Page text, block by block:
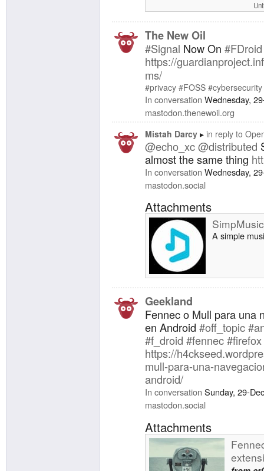
The New Oil
#Signal Now On #FDroid
https://
ms/
#privacy #FOSS #cybersecurity
In conversation Wednesday,
mastodon.thenewoil.org
Mistah Darcy in reply to
@echo_xc@distributed
almost the same thing
In conversation Wednesday,
mastodon.social
Attachments
SimpMusic
A simple
Geekland
Fennec o Mull para una
en Android #off_topic
#f_droid #fennec#firefox
https://
mull-para-una-
android/
In conversation Sunday, 29-
mastodon.social
Attachments